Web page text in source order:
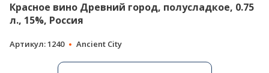
Красное вино Древний город, полусладкое, 0.75
л., 15%, Россия
Артикул: 1240 Ancient City